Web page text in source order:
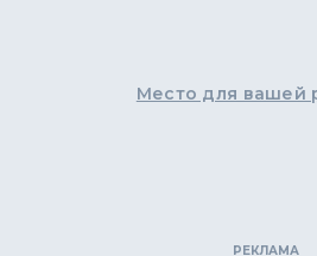
Место для вашей